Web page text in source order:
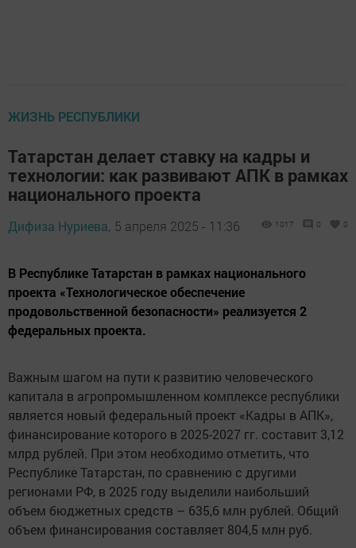
ЖИЗНЬ РЕСПУБЛИКИ
Татарстан делает ставку на кадры и
технологии: как развивают АПК в рамках
национального проекта
Дифиза Нуриева, 5 апреля 2025 - 11:36 1017 0 0
В Республике Татарстан в рамках национального
проекта «Технологическое обеспечение
продовольственной безопасности» реализуется 2
федеральных проекта.
Важным шагом на пути к развитию человеческого
капитала в агропромышленном комплексе республики
является новый федеральный проект «Кадры в АПК»,
финансирование которого в 2025-2027 гг. составит 3,12
млрд рублей. При этом необходимо отметить, что
Республике Татарстан, по сравнению с другими
регионами РФ, в 2025 году выделили наибольший
объем бюджетных средств – 635,6 млн рублей. Общий
объем финансирования составляет 804,5 млн руб.